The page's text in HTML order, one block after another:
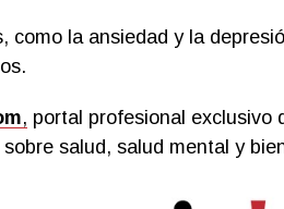
como la ansiedad y la
, portal profesional exclusivo
salud, salud mental y